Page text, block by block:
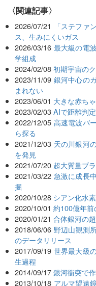
関連記事
2026/07/21
「ステファ
ス、生みにくいガス
2026/03/16 最大級の電
学組成
2024/02/08 初期宇宙の
2023/11/09 銀河中心の
まれない
2023/06/01 大きな赤ち
2023/02/03 AIで距離判
2022/12/05 高速電波バ
ら探る
2021/12/03 天の川銀河
を発見
2021/07/20 超大質量ブ
2021/03/22 急激に成長
掘
2020/10/28 シアン化水
2020/10/01 約100億年
2020/01/21 合体銀河の
2018/06/06 野辺山観測
のデータリリース
2017/09/19 世界最大級
生過程
2014/09/17 銀河衝突で
2013/10/18 アルマ望遠